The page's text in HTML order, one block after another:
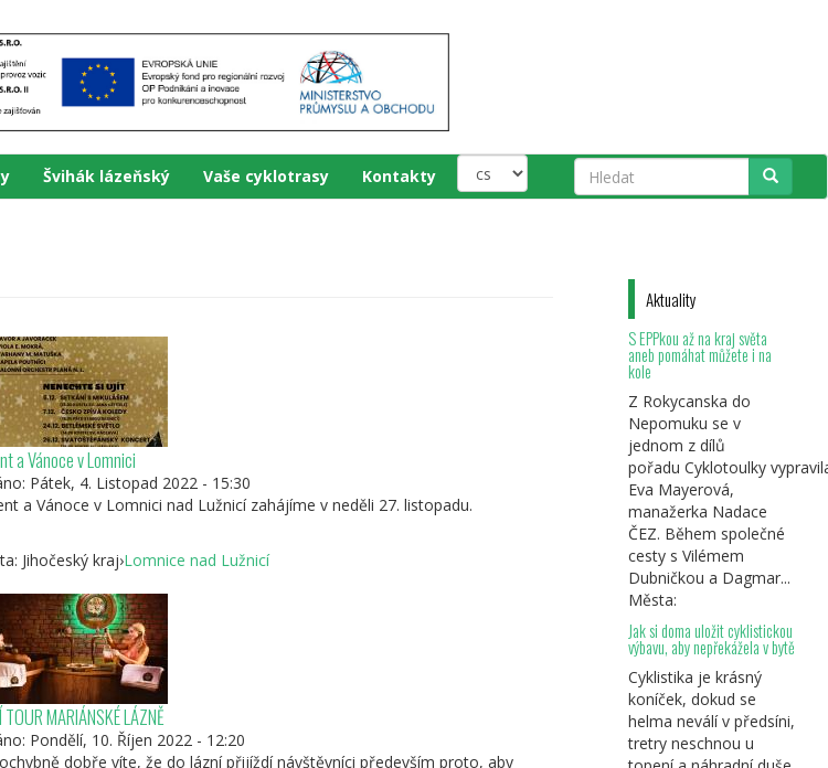
Švihák lázeňský Vaše cyklotrasy
Kontakty
Hledat
a Vánoce v Lomnici
Pátek, 4. Listopad 2022 - 15:30
a Vánoce v Lomnici nad Lužnicí zahájíme v neděli 27. listopadu.
Jihočeský kraj›Lomnice nad Lužnicí
TOUR MARIÁNSKÉ LÁZNĚ
Pondělí, 10. Říjen 2022 - 12:20
dobře víte, že do lázní přijíždí návštěvníci především proto, aby
Aktuality
S EPPkou až na kraj světa
aneb pomáhat můžete i na
kole
Z Rokycanska do
Nepomuku se v
jednom z dílů
pořadu Cyklotoulky
Eva Mayerová,
manažerka Nadace
ČEZ. Během společné
cesty s Vilémem
Dubničkou a Dagmar...
Města:
Jak si doma uložit cyklistickou
výbavu, aby nepřekážela v bytě
Cyklistika je krásný
koníček, dokud se
helma neválí v předsíni,
tretry neschnou u